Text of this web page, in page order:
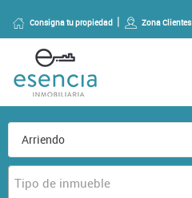
Consigna tu propiedad Zona Clientes
Tipo de inmueble